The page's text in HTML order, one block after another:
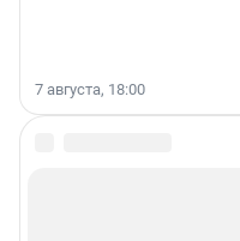
7 августа, 18:00